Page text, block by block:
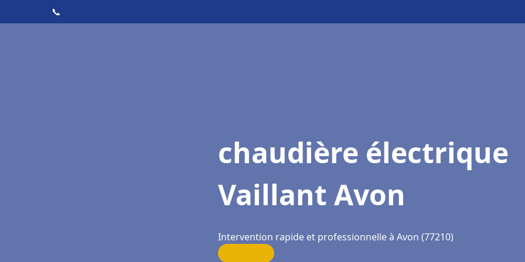
📞
chaudière électrique
Vaillant Avon
Intervention rapide et professionnelle à Avon (77210)